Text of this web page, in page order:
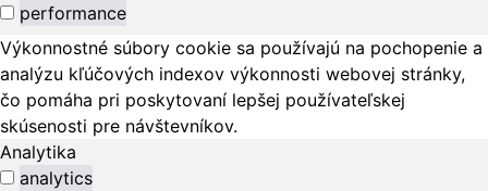
performance
Výkonnostné súbory cookie sa používajú na pochopenie a
analýzu kľúčových indexov výkonnosti webovej stránky,
čo pomáha pri poskytovaní lepšej používateľskej
skúsenosti pre návštevníkov.
Analytika
analytics